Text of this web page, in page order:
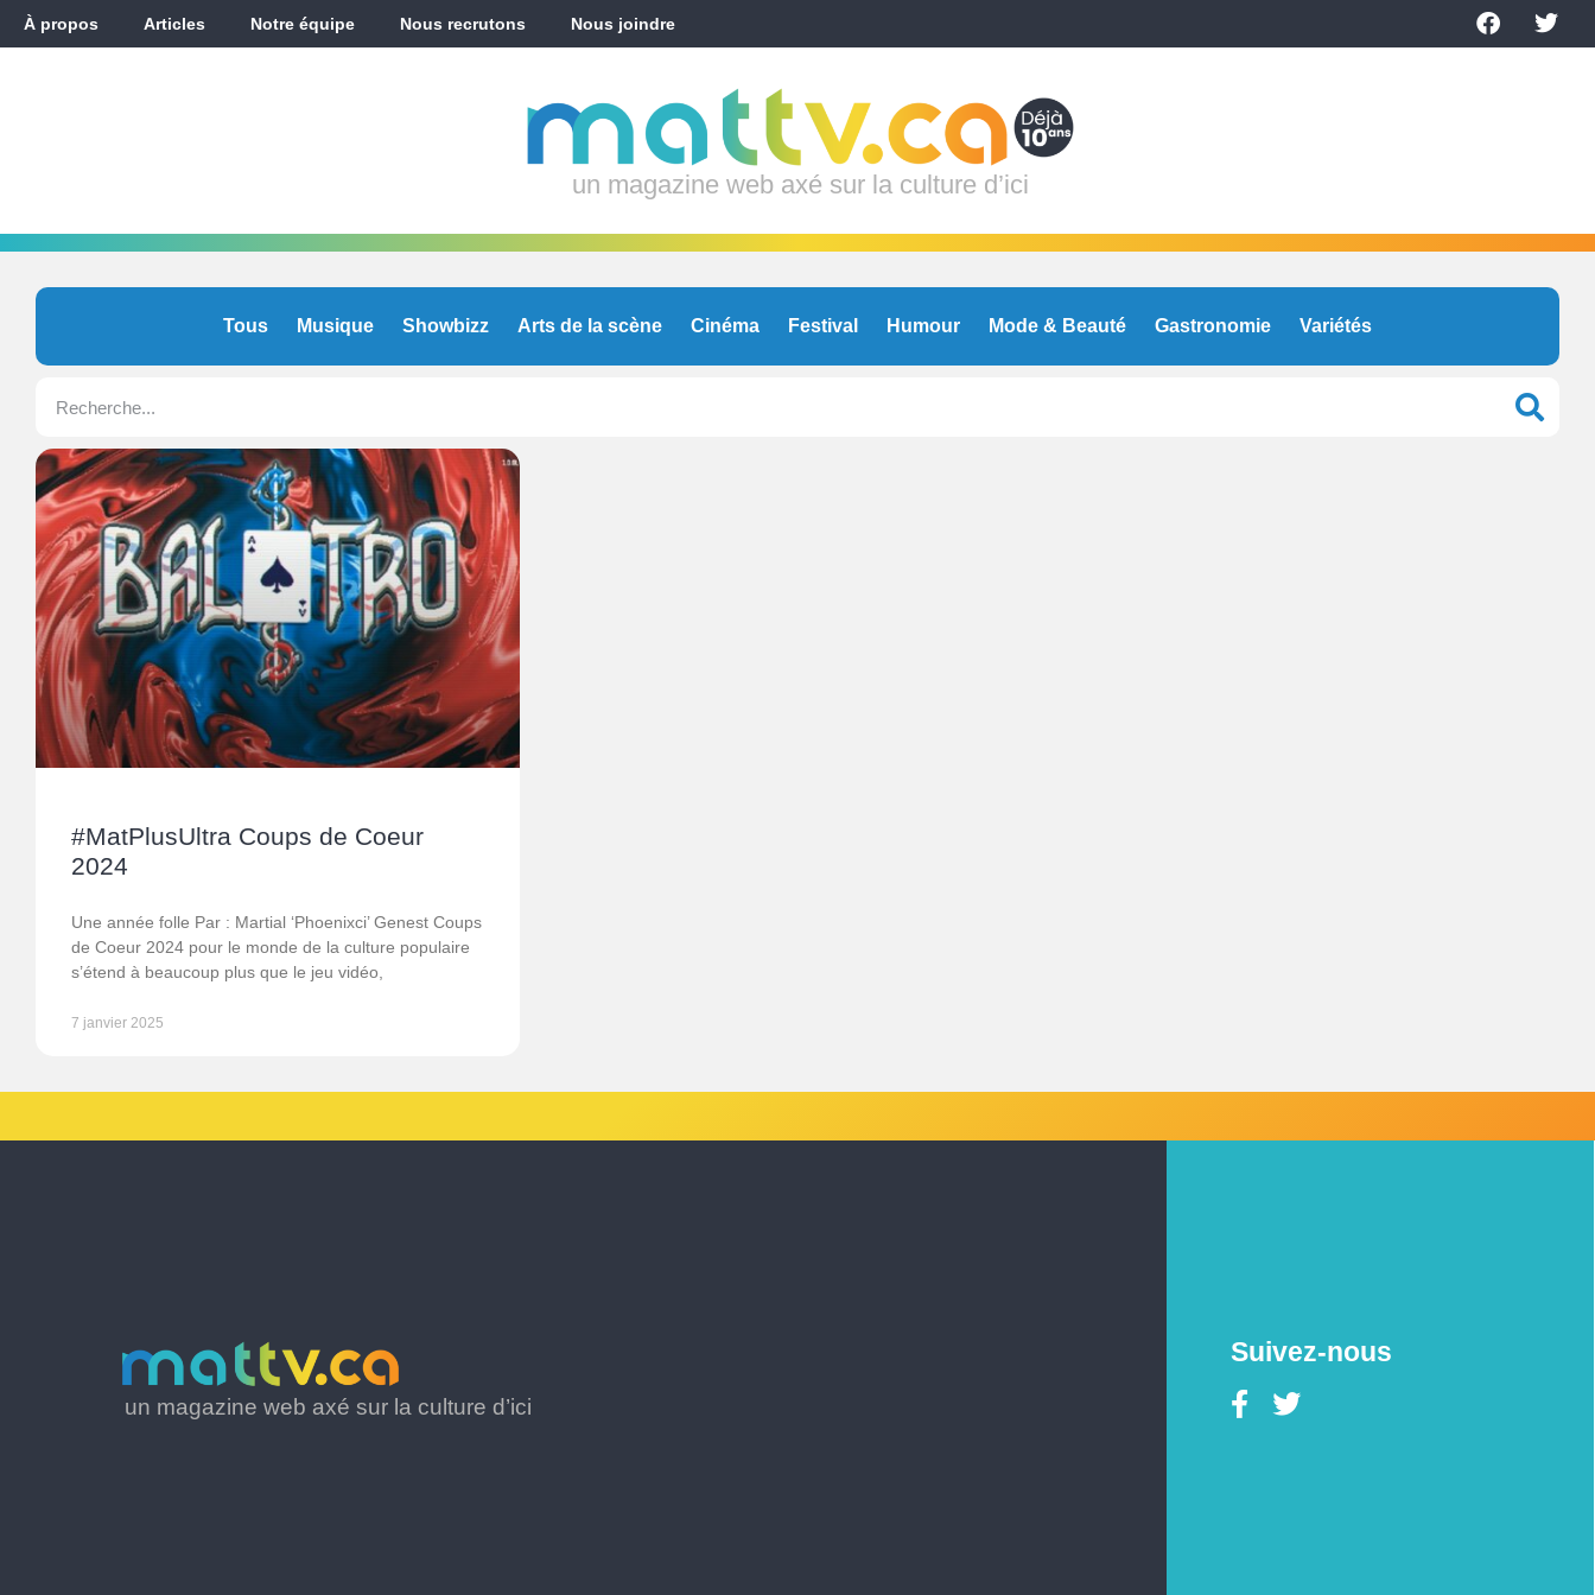
À propos Articles Notre équipe Nous recrutons Nous joindre
un magazine web axé sur la culture d’ici
Tous Musique Showbizz Arts de la scène Cinéma Festival Humour Mode & Beauté Gastronomie Variétés
#MatPlusUltra Coups de Coeur
2024
Une année folle Par : Martial ‘Phoenixci’ Genest Coups
de Coeur 2024 pour le monde de la culture populaire
s’étend à beaucoup plus que le jeu vidéo,
7 janvier 2025
un magazine web axé sur la culture d’ici
Suivez-nous